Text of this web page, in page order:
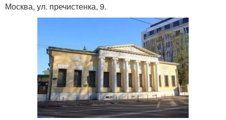
Москва, ул. пречистенка, 9.